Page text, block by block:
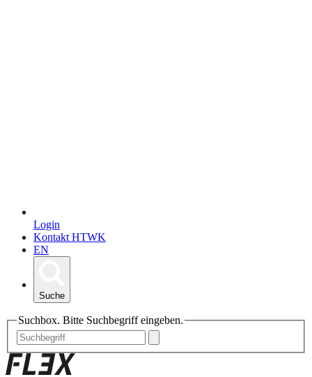
Login
Kontakt HTWK
EN
Suche
Suchbox. Bitte Suchbegriff eingeben.